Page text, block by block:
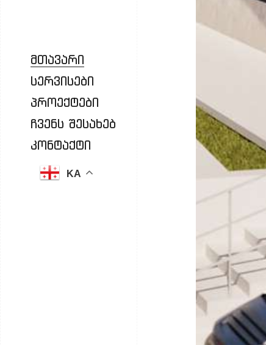
მთავარი
სერვისები
პროექტები
ჩვენს შესახებ
კონტაქტი
KA